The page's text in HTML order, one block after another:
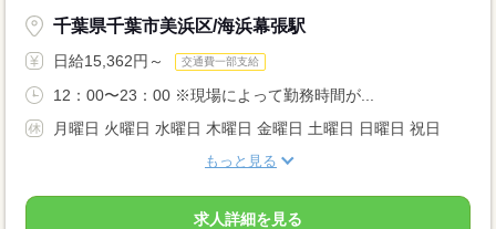
千葉県千葉市美浜区/海浜幕張駅
日給15,362円～ 交通費一部支給
12：00〜23：00 ※現場によって勤務時間が...
月曜日 火曜日 水曜日 木曜日 金曜日 土曜日 日曜日 祝日
もっと見る
求人詳細を見る